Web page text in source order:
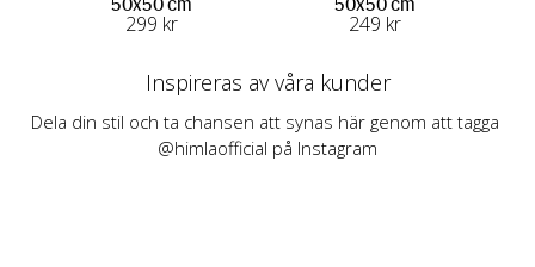
50x50 cm
299 kr
50x50 cm
249 kr
Inspireras av våra kunder
Dela din stil och ta chansen att synas här genom att tagga
@himlaofficial på Instagram